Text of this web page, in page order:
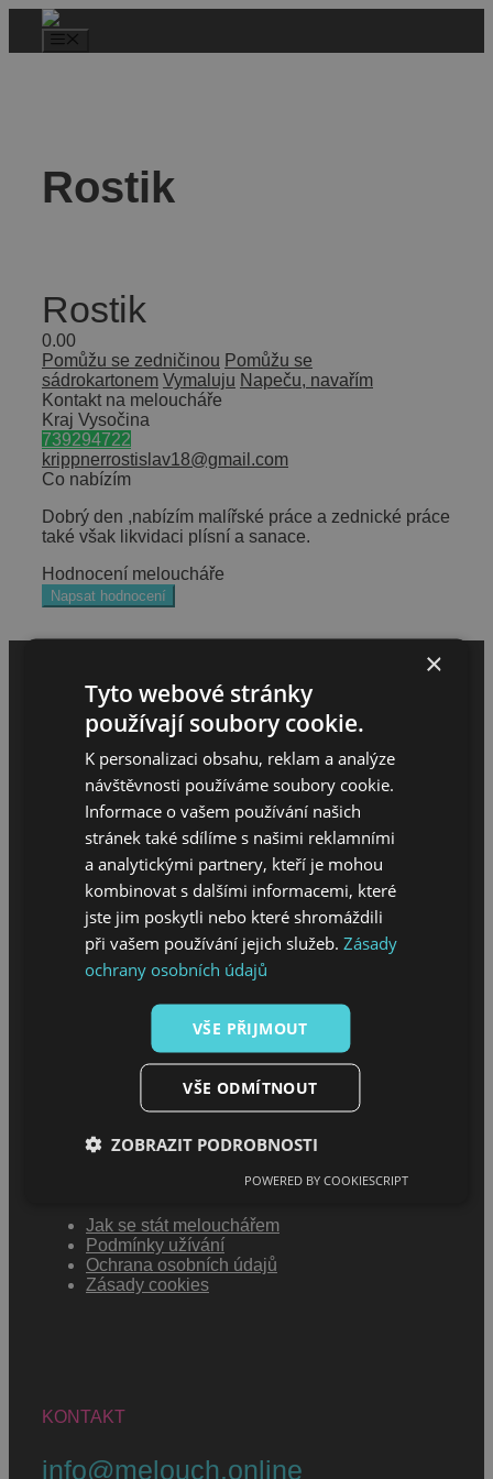
Rostik
Rostik
0.00
Pomůžu se zedničinou Pomůžu se
sádrokartonem Vymaluju Napeču, navařím
Kontakt na meloucháře
Kraj Vysočina
739294722
krippnerrostislav18@gmail.com
Co nabízím
Dobrý den ,nabízím malířské práce a zednické práce
také však likvidaci plísní a sanace.
Hodnocení meloucháře
Napsat hodnocení
MENU
Úvod
O projektu
Sháním melouch
MENU
Jak se stát melouchářem
Podmínky užívání
Ochrana osobních údajů
Zásady cookies
KONTAKT
info@melouch.online
×
Tyto webové stránky
používají soubory cookie.
K personalizaci obsahu, reklam a analýze
návštěvnosti používáme soubory cookie.
Informace o vašem používání našich
stránek také sdílíme s našimi reklamními
a analytickými partnery, kteří je mohou
kombinovat s dalšími informacemi, které
jste jim poskytli nebo které shromáždili
při vašem používání jejich služeb.Zásady
ochrany osobních údajů
VŠE PŘIJMOUT
VŠE ODMÍTNOUT
ZOBRAZIT PODROBNOSTI
POWERED BY COOKIESCRIPT